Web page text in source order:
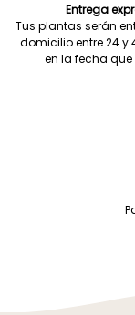
Entrega
Tus plantas serán
domicilio entre 24 y
en la fecha que